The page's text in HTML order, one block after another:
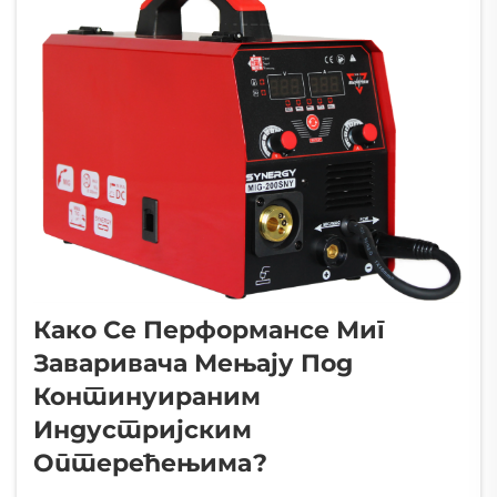
Како Се Перформансе Миг
Заваривача Мењају Под
Континуираним
Индустријским
Оптерећењима?